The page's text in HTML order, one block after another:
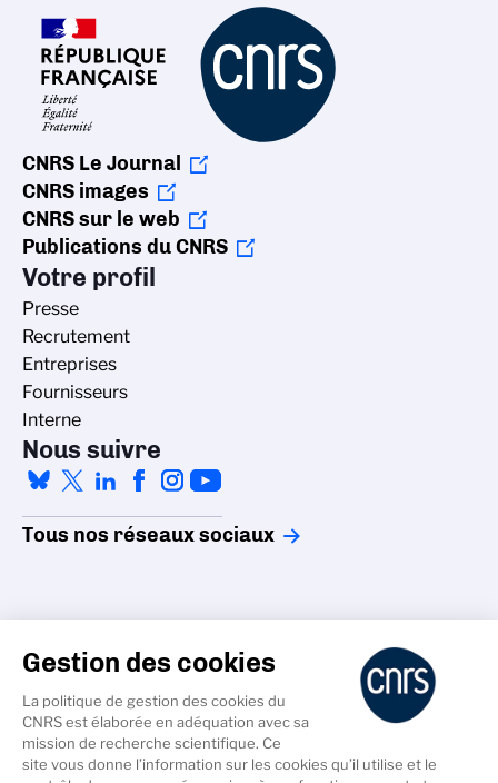
CNRS Le Journal
CNRS images
CNRS sur le web
Publications du CNRS
Votre profil
Presse
Recrutement
Entreprises
Fournisseurs
Interne
Nous suivre
Tous nos réseaux sociaux
Accessibilité - non conforme
Crédits
Gestion des cookies
Gestion des cookies
La politique de gestion des cookies du
CNRS est élaborée en adéquation avec sa
mission de recherche scientifique. Ce
site vous donne l’information sur les cookies qu’il utilise et le